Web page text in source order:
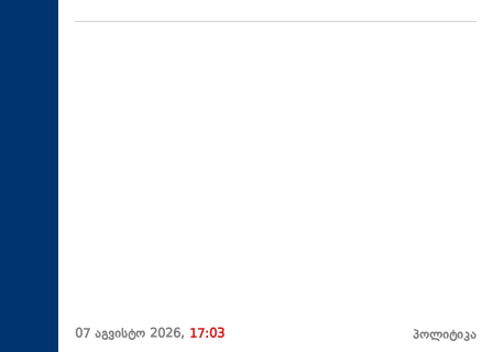
07 აგვისტო 2026, 17:03 პოლიტიკა